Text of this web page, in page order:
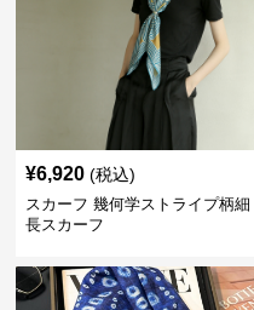
¥6,920 (税込)
スカーフ 幾何学ストライプ柄細
長スカーフ